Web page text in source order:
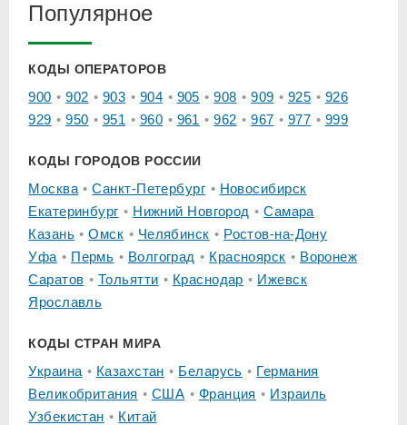
Популярное
КОДЫ ОПЕРАТОРОВ
900 902 903 904 905 908 909 925
926
929
950 951 960 961 962 967 977 999
КОДЫ ГОРОДОВ РОССИИ
Москва Санкт-Петербург
Новосибирск
Екатеринбург
Нижний Новгород
Самара
Казань
Омск Челябинск
Ростов-на-Дону
Уфа
Пермь Волгоград Красноярск
Воронеж
Саратов
Тольятти Краснодар
Ижевск
Ярославль
КОДЫ СТРАН МИРА
Украина Казахстан Беларусь
Германия
Великобритания
США Франция
Израиль
Узбекистан
Китай